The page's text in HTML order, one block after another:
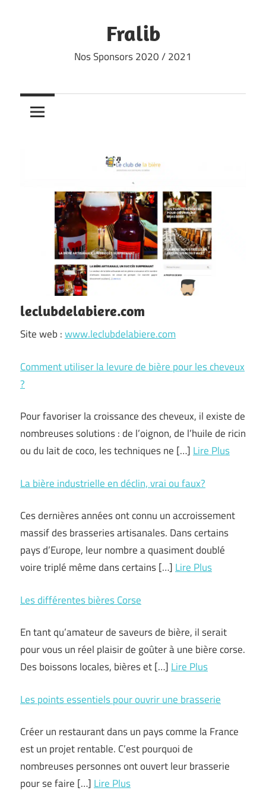
Fralib
Nos Sponsors 2020 / 2021
leclubdelabiere.com
Site web :www.leclubdelabiere.com
Comment utiliser la levure de bière pour les cheveux
?
Pour favoriser la croissance des cheveux, il existe de
nombreuses solutions : de l’oignon, de l’huile de ricin
ou du lait de coco, les techniques ne […] Lire Plus
La bière industrielle en déclin, vrai ou faux?
Ces dernières années ont connu un accroissement
massif des brasseries artisanales. Dans certains
pays d’Europe, leur nombre a quasiment doublé
voire triplé même dans certains […] Lire Plus
Les différentes bières Corse
En tant qu’amateur de saveurs de bière, il serait
pour vous un réel plaisir de goûter à une bière corse.
Des boissons locales, bières et […] Lire Plus
Les points essentiels pour ouvrir une brasserie
Créer un restaurant dans un pays comme la France
est un projet rentable. C’est pourquoi de
nombreuses personnes ont ouvert leur brasserie
pour se faire […] Lire Plus